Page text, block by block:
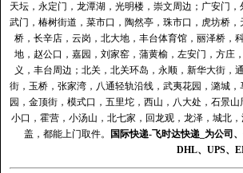
天坛，永定门，龙潭湖，光明楼，崇文周边；广安门
武门，椿树街道，菜市口，陶然亭，珠市口，虎坊桥
桥，长辛店，云岗，北大地，丰台体育馆，丽泽桥，
地，赵公口，嘉园，刘家窑，蒲黄榆，左安门，方庄
义，丰台周边；北关，北关环岛，永顺，新华大街，
街，玉桥，张家湾，八通轻轨沿线，武夷花园，潞城
园，金顶街，模式口，五里坨，西山，八大处，石景
小口，霍营，小汤山，北七家，回龙观，龙泽，城北
盖，都能上门取件。
国际快递-飞时达快递_为公司
DHL、 UPS、